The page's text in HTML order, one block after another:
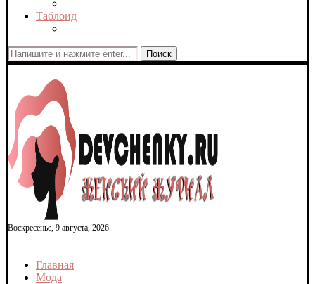
Таблоид
Поиск
Воскресенье, 9 августа, 2026
Главная
Мода